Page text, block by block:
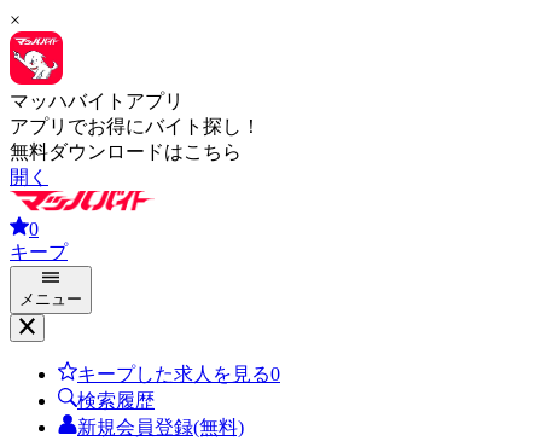
×
マッハバイトアプリ
アプリでお得にバイト探し！
無料ダウンロードはこちら
開く
0
キープ
メニュー
キープした求人を見る0
検索履歴
新規会員登録(無料)